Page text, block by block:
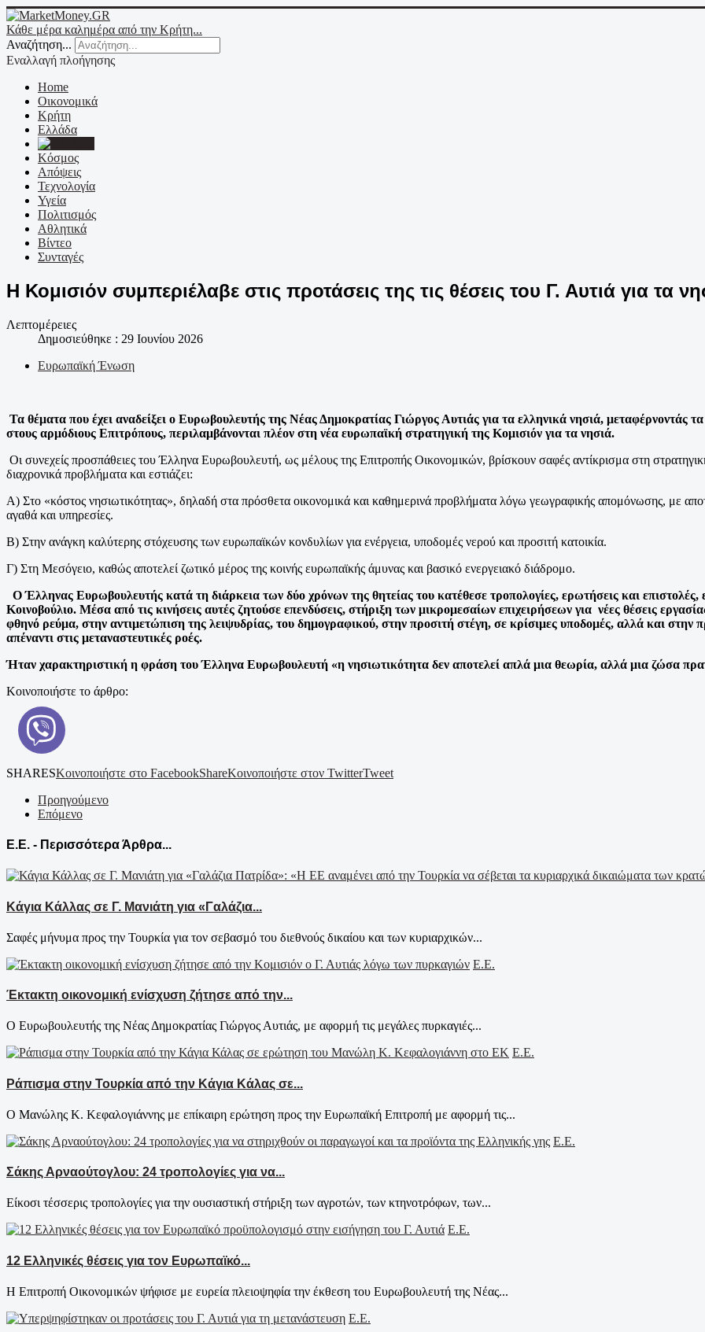
Κάθε μέρα καλημέρα από την Κρήτη...
Αναζήτηση...
Εναλλαγή πλοήγησης
Home
Οικονομικά
Κρήτη
Ελλάδα
Κόσμος
Απόψεις
Τεχνολογία
Υγεία
Πολιτισμός
Αθλητικά
Βίντεο
Συνταγές
Η Κομισιόν συμπεριέλαβε στις προτάσεις της τις θέσεις του Γ. Αυτιά για τα
Λεπτομέρειες
Δημοσιεύθηκε : 29 Ιουνίου 2026
Ευρωπαϊκή Ένωση
Τα θέματα που έχει αναδείξει ο Ευρωβουλευτής της Νέας Δημοκρατίας Γιώργος Αυτιάς για τα ελληνικά νησιά, μεταφέρνοντάς
στους αρμόδιους Επιτρόπους, περιλαμβάνονται πλέον στη νέα ευρωπαϊκή στρατηγική της Κομισιόν για τα νησιά.
Οι συνεχείς προσπάθειες του Έλληνα Ευρωβουλευτή, ως μέλους της Επιτροπής Οικονομικών, βρίσκουν σαφές αντίκρισμα στη
διαχρονικά προβλήματα και εστιάζει:
Α) Στο «κόστος νησιωτικότητας», δηλαδή στα πρόσθετα οικονομικά και καθημερινά προβλήματα λόγω γεωγραφικής απομόνωσης, με
αγαθά και υπηρεσίες.
Β) Στην ανάγκη καλύτερης στόχευσης των ευρωπαϊκών κονδυλίων για ενέργεια, υποδομές νερού και προσιτή κατοικία.
Γ) Στη Μεσόγειο, καθώς αποτελεί ζωτικό μέρος της κοινής ευρωπαϊκής άμυνας και βασικό ενεργειακό διάδρομο.
Ο Έλληνας Ευρωβουλευτής κατά τη διάρκεια των δύο χρόνων της θητείας του κατέθεσε τροπολογίες, ερωτήσεις και
Κοινοβούλιο. Μέσα από τις κινήσεις αυτές ζητούσε επενδύσεις, στήριξη των μικρομεσαίων επιχειρήσεων για νέες θέσεις
φθηνό ρεύμα, στην αντιμετώπιση της λειψυδρίας, του δημογραφικού, στην προσιτή στέγη, σε κρίσιμες υποδομές, αλλά και στην
απέναντι στις μεταναστευτικές ροές.
Ήταν χαρακτηριστική η φράση του Έλληνα Ευρωβουλευτή «η νησιωτικότητα δεν αποτελεί απλά μια θεωρία, αλλά μια ζώσα
Κοινοποιήστε το άρθρο:
SHARESΚοινοποιήστε στο FacebookShareΚοινοποιήστε στον TwitterTweet
Προηγούμενο
Επόμενο
Ε.Ε. - Περισσότερα Άρθρα...
Κάγια Κάλλας σε Γ. Μανιάτη για «Γαλάζια...
Σαφές μήνυμα προς την Τουρκία για τον σεβασμό του διεθνούς δικαίου και των κυριαρχικών...
Ε.Ε.
Έκτακτη οικονομική ενίσχυση ζήτησε από την...
Ο Ευρωβουλευτής της Νέας Δημοκρατίας Γιώργος Αυτιάς, με αφορμή τις μεγάλες πυρκαγιές...
Ε.Ε.
Ράπισμα στην Τουρκία από την Κάγια Κάλας σε...
Ο Μανώλης Κ. Κεφαλογιάννης με επίκαιρη ερώτηση προς την Ευρωπαϊκή Επιτροπή με αφορμή τις...
Ε.Ε.
Σάκης Αρναούτογλου: 24 τροπολογίες για να...
Είκοσι τέσσερις τροπολογίες για την ουσιαστική στήριξη των αγροτών, των κτηνοτρόφων, των...
Ε.Ε.
12 Ελληνικές θέσεις για τον Ευρωπαϊκό...
Η Επιτροπή Οικονομικών ψήφισε με ευρεία πλειοψηφία την έκθεση του Ευρωβουλευτή της Νέας...
Ε.Ε.